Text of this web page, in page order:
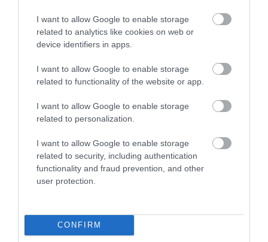
I want to allow Google to enable storage
related to analytics like cookies on web or
device identifiers in apps.
I want to allow Google to enable storage
related to functionality of the website or app.
I want to allow Google to enable storage
related to personalization.
I want to allow Google to enable storage
related to security, including authentication
functionality and fraud prevention, and other
user protection.
CONFIRM
Property megoldást kínál
Ugyanakkor tény, hogy a statisztika még nem
mutatja 2023. első három hónapjának eredményeit,
amelyek kapcsán viszont a szakértők már éves
szinten 40-50 százalékos visszaesést jósolnak. De
lehet, amire Valkó Dávid, az OTP Ingatlanpont
vezető elemzője hívta fel a figyelmet.
Az év eleje általában egy relatíve alacsony
extrém magas forgalmat hoztak, így azzal